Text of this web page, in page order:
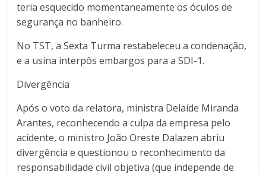
teria esquecido momentaneamente os óculos de
segurança no banheiro.
No TST, a Sexta Turma restabeleceu a condenação,
e a usina interpôs embargos para a SDI-1.
Divergência
Após o voto da relatora, ministra Delaíde Miranda
Arantes, reconhecendo a culpa da empresa pelo
acidente, o ministro João Oreste Dalazen abriu
divergência e questionou o reconhecimento da
responsabilidade civil objetiva (que independe de